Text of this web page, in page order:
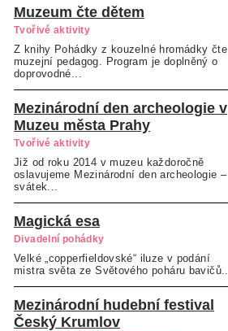
Muzeum čte dětem
Tvořivé aktivity
Z knihy Pohádky z kouzelné hromádky čte
muzejní pedagog. Program je doplněný o
doprovodné...
Mezinárodní den archeologie v
Muzeu města Prahy
Tvořivé aktivity
Již od roku 2014 v muzeu každoročně
oslavujeme Mezinárodní den archeologie –
svátek...
Magická esa
Divadelní pohádky
Velké „copperfieldovské“ iluze v podání
mistra světa ze Světového poháru bavičů...
Mezinárodní hudební festival
Český Krumlov